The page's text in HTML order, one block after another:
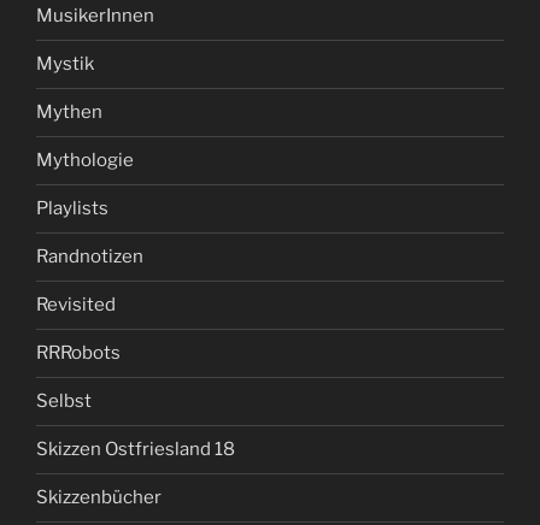
MusikerInnen
Mystik
Mythen
Mythologie
Playlists
Randnotizen
Revisited
RRRobots
Selbst
Skizzen Ostfriesland 18
Skizzenbücher